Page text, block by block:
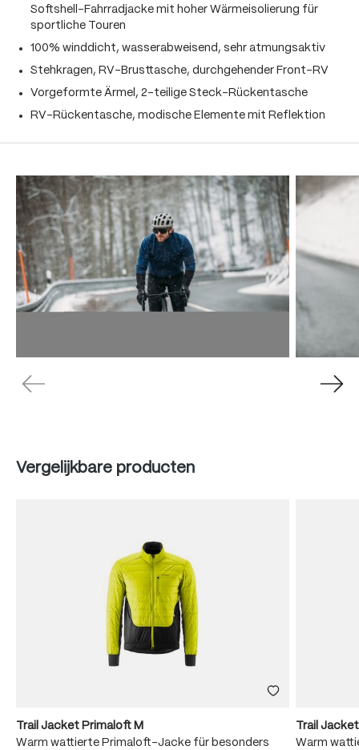
Softshell-Fahrradjacke mit hoher Wärmeisolierung für
sportliche Touren
100% winddicht, wasserabweisend, sehr atmungsaktiv
Stehkragen, RV-Brusttasche, durchgehender Front-RV
Vorgeformte Ärmel, 2-teilige Steck-Rückentasche
RV-Rückentasche, modische Elemente mit Reflektion
Produktgalerie überspringen
Produktgalerie überspringen
Vergelijkbare producten
Trail Jacket Primaloft M
Warm wattierte Primaloft-Jacke für besonders
Trail
Warm